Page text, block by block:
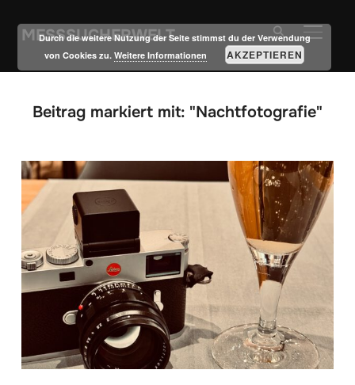
MESSSUCHERWELT
Beitrag markiert mit: "Nachtfotografie"
Durch die weitere Nutzung der Seite stimmst du der Verwendung
von Cookies zu.Weitere Informationen AKZEPTIEREN